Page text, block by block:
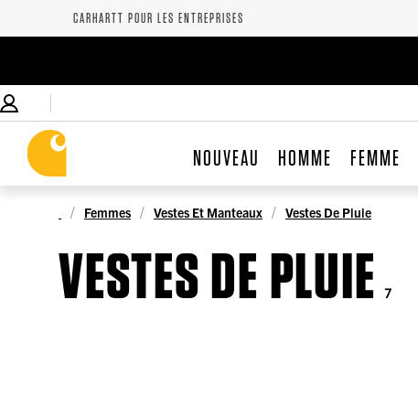
CARHARTT POUR LES ENTREPRISES
NOUVEAU HOMME FEMME
Femmes Vestes Et Manteaux Vestes De Pluie
VESTES DE PLUIE 7